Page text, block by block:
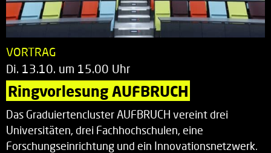
VORTRAG
Di. 13.10. um 15.00 Uhr
Ringvorlesung AUFBRUCH
Das Graduiertencluster AUFBRUCH vereint drei
Universitäten, drei Fachhochschulen, eine
Forschungseinrichtung und ein Innovationsnetzwerk.